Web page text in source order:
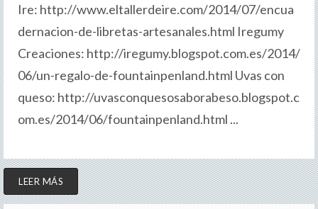
Ire: http://www.eltallerdeire.com/2014/07/encua
dernacion-de-libretas-artesanales.html Iregumy
Creaciones: http://iregumy.blogspot.com.es/2014/
06/un-regalo-de-fountainpenland.html Uvas con
queso: http://uvasconquesosaborabeso.blogspot.c
om.es/2014/06/fountainpenland.html ...
LEER MÁS